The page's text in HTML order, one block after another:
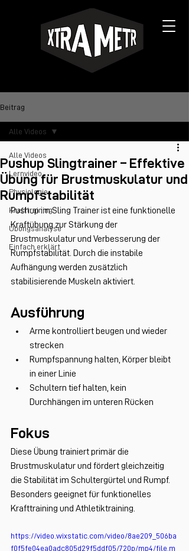
Beitrag
Alle Videos
Lernvideo
Physiologie
Krafttraining
Übungsanalyse
Einfach erklärt
Alle Videos
Pushup Slingtrainer – Effektive
Übung für Brustmuskulatur und
Rumpfstabilität
Pushup im Sling Trainer ist eine funktionelle
Kraftübung zur Stärkung der
Brustmuskulatur und Verbesserung der
Rumpfstabilität. Durch die instabile
Aufhängung werden zusätzlich
stabilisierende Muskeln aktiviert.
Ausführung
Arme kontrolliert beugen und wieder
strecken
Rumpfspannung halten, Körper bleibt
in einer Linie
Schultern tief halten, kein
Durchhängen im unteren Rücken
Fokus
Diese Übung trainiert primär die
Brustmuskulatur und fördert gleichzeitig
die Stabilität im Schultergürtel und Rumpf.
Besonders geeignet für funktionelles
Krafttraining und Athletiktraining.
https://video.wixstatic.com/video/8ae209_506ba
f0f5fe04ea0adc805d29f5ddf05/720p/mp4/file.m